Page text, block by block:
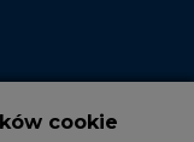
cookie